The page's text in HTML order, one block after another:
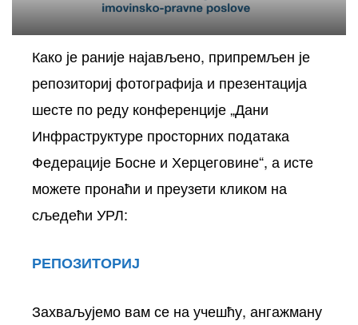
Како је раније најављено, припремљен је
репозиториј фотографија и презентација
шесте по реду конференције „Дани
Инфраструктуре просторних података
Федерације Босне и Херцеговине“, а исте
можете пронаћи и преузети кликом на
сљедећи УРЛ:
РЕПОЗИТОРИЈ
Захваљујемо вам се на учешћу, ангажману